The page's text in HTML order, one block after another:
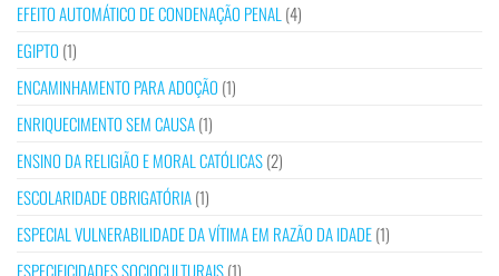
EFEITO AUTOMÁTICO DE CONDENAÇÃO PENAL (4)
EGIPTO (1)
ENCAMINHAMENTO PARA ADOÇÃO (1)
ENRIQUECIMENTO SEM CAUSA(1)
ENSINO DA RELIGIÃO E MORAL CATÓLICAS(2)
ESCOLARIDADE OBRIGATÓRIA(1)
ESPECIAL VULNERABILIDADE DA VÍTIMA EM RAZÃO DA IDADE(1)
ESPECIFICIDADES SOCIOCULTURAIS(1)